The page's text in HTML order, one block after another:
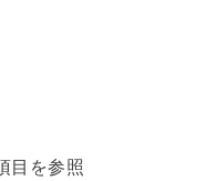
を参照